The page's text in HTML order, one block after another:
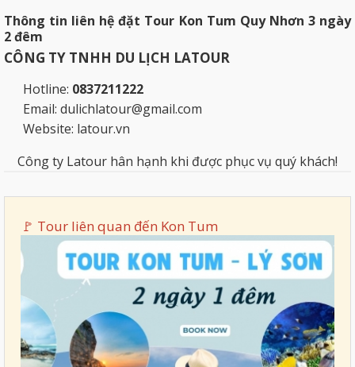
Thông tin liên hệ đặt Tour Kon Tum Quy Nhơn 3 ngày
2 đêm
CÔNG TY TNHH DU LỊCH LATOUR
Hotline: 0837211222
Email: dulichlatour@gmail.com
Website: latour.vn
Công ty Latour hân hạnh khi được phục vụ quý khách!
🚩 Tour liên quan đến Kon Tum